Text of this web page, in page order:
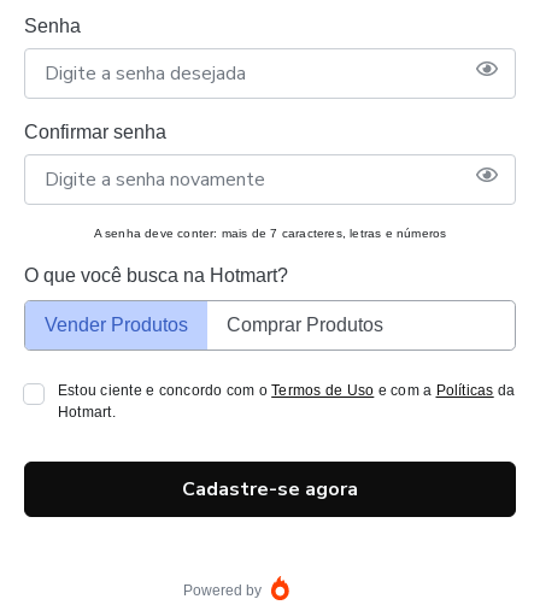
Senha
Confirmar senha
A senha deve conter: mais de 7 caracteres, letras e números
O que você busca na Hotmart?
Vender Produtos Comprar Produtos
Estou ciente e concordo com oTermos de Uso e com a Políticas da
Hotmart.
Cadastre-se agora
Powered by